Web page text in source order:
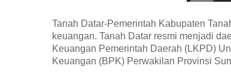
Tanah Datar-Pemerintah Kabupaten
keuangan. Tanah Datar resmi menjadi
Keuangan Pemerintah Daerah (LKPD)
Keuangan (BPK) Perwakilan Provinsi